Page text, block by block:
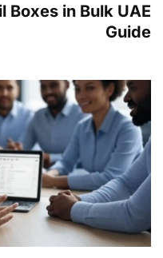
Boxes in Bulk UAE
Guide